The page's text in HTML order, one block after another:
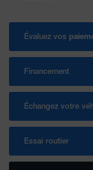
Évaluez vos
Financement
Échangez votre
Essai routier